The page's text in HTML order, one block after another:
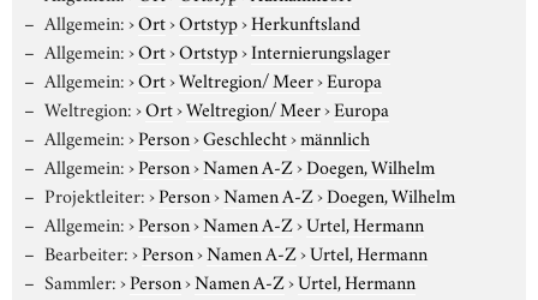
Allgemein:›Ort›Ortstyp›Herkunftsland
Allgemein:›Ort›Ortstyp›Internierungslager
Allgemein:›Ort›Weltregion/ Meer›Europa
Weltregion:›Ort›Weltregion/ Meer›Europa
Allgemein:›Person›Geschlecht›männlich
Allgemein:›Person›Namen A-Z›Doegen, Wilhelm
Projektleiter:›Person›Namen A-Z›Doegen, Wilhelm
Allgemein:›Person›Namen A-Z›Urtel, Hermann
Bearbeiter:›Person›Namen A-Z›Urtel, Hermann
Sammler:›Person›Namen A-Z›Urtel, Hermann